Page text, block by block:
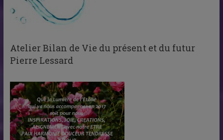
Atelier Bilan de Vie du présent et du futur
Pierre Lessard